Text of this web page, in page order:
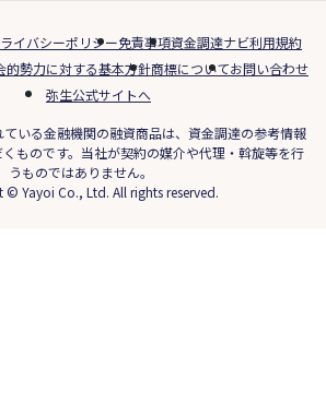
イバシーポリシー免責事項資金調達ナビ利用規約
的勢力に対する基本方針商標についてお問い合わせ
弥生公式サイトへ
いる金融機関の融資商品は、資金調達の参考情報
ものです。当社が契約の媒介や代理・斡旋等を行
うものではありません。
Yayoi Co., Ltd. All rights reserved.